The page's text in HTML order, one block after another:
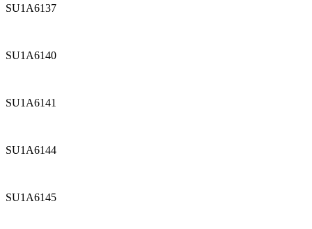
SU1A6137
SU1A6140
SU1A6141
SU1A6144
SU1A6145